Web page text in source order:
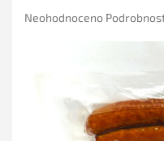
Průměrné
Neohodnoceno